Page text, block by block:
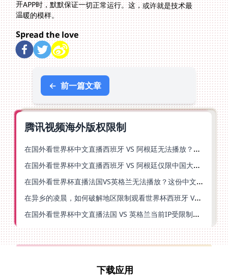
温暖的模样。
Spread the love
← 前一篇文章
腾讯视频海外版权限制
在国外看世界杯中文直播西班牙 VS 阿根廷无法播放？你的解药在这里
在国外看世界杯中文直播西班牙 VS 阿根廷仅限中国大陆？别急，终极解决方案在这里
在国外看世界杯直播法国VS英格兰无法播放？这份中文解说观赛指南帮你解决
在异乡的凌晨，如何破解地区限制观看世界杯西班牙 VS 阿根廷？
在国外看世界杯中文直播法国 VS 英格兰当前IP受限制？这篇指南帮你解决所有问题
下载应用